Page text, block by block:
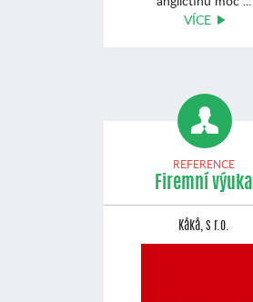
VÍCE
REFERENCE
Firemní výuka
Kåkå, s r.o.